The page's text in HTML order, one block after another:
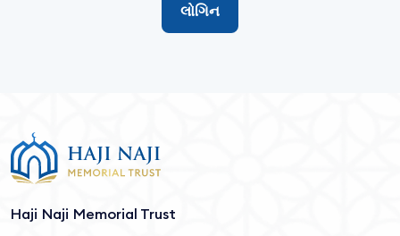
લોગિન
Haji Naji Memorial Trust